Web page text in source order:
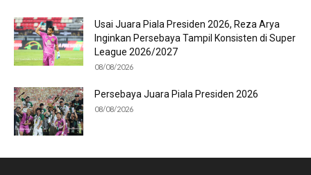
Usai Juara Piala Presiden 2026, Reza Arya
Inginkan Persebaya Tampil Konsisten di Super
League 2026/2027
08/08/2026
Persebaya Juara Piala Presiden 2026
08/08/2026